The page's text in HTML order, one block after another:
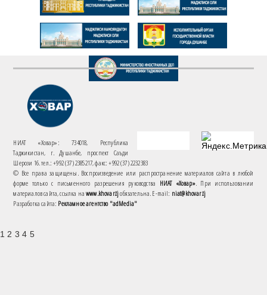
НИАТ «Ховар»: 734018, Республика
Таджикистан, г. Душанбе, проспект Саъди
Шерози 16. тел.: +992 (37) 2385217, факс: +992 (37) 2232383
© Все права защищены. Воспроизведение или распространение материалов сайта в любой
форме только с письменного разрешения руководства НИАТ «Ховар». При использовании
материалов сайта, ссылка наwww.khovar.tjобязательна. E-mail: niat@khovar.tj
Разработка сайта: Рекламное агентство "adMedia"
1 2 3 4 5